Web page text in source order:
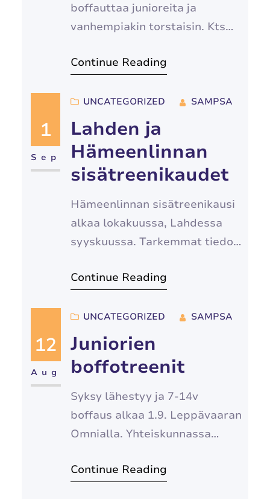
boffauttaa junioreita ja
vanhempiakin torstaisin. Kts
boffaus.fi/treenit
Continue Reading
1
Sep
UNCATEGORIZED SAMPSA
Lahden ja
Hämeenlinnan
sisätreenikaudet
Hämeenlinnan sisätreenikausi
alkaa lokakuussa, Lahdessa
syyskuussa. Tarkemmat tiedot
Continue Reading
12
Aug
UNCATEGORIZED SAMPSA
Juniorien
boffotreenit
Syksy lähestyy ja 7-14v
boffaus alkaa 1.9. Leppävaaran
Omnialla. Yhteiskunnassa
Imperiumi ry päätti laskea
Continue Reading